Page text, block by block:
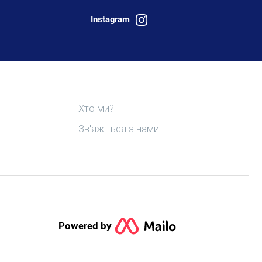
Instagram
Виявити postel.bzh
Хто ми?
Зв'яжіться з нами
Powered by